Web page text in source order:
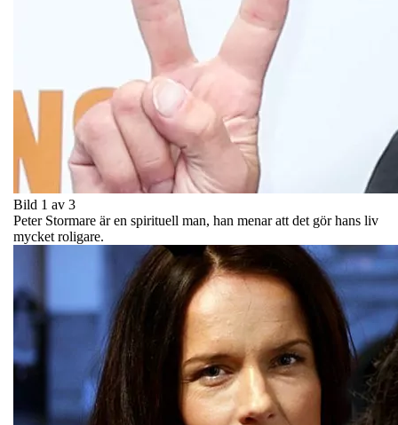
Bild 1 av 3
Peter Stormare är en spirituell man, han menar att det gör hans liv
mycket roligare.